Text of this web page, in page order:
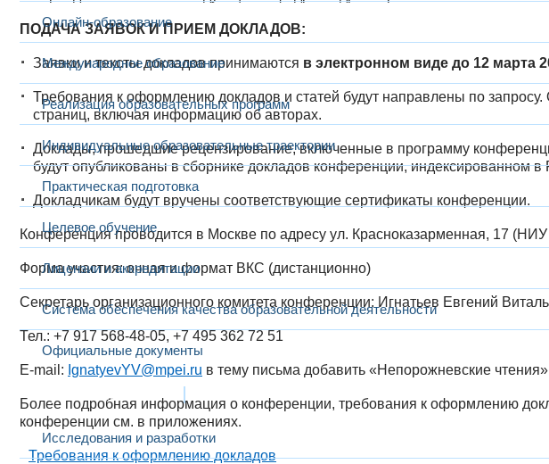
Онлайн-образование
Международное образование
Реализация образовательных программ
Индивидуальные образовательные траектории
Практическая подготовка
Целевое обучение
Лицензии и аккредитации
Система обеспечения качества образовательной деятельности
Официальные документы
Наука и инновации
Исследования и разработки
ПОДАЧА ЗАЯВОК И ПРИЕМ ДОКЛАДОВ:
Заявки и тексты докладов принимаются в электронном виде до 12 марта
Требования к оформлению докладов и статей будут направлены по
страниц, включая информацию об авторах.
Доклады, прошедшие рецензирование, включенные в программу
будут опубликованы в сборнике докладов конференции, индексированном
Докладчикам будут вручены соответствующие сертификаты конференции.
Конференция проводится в Москве по адресу ул. Красноказарменная, 17
Форма участия:очная и формат ВКС (дистанционно)
Секретарь организационного комитета конференции: Игнатьев Евгений
Тел.: +7 917 568-48-05, +7 495 362 72 51
E-mail: IgnatyevYV@mpei.ru в тему письма добавить «Непорожневские чтения»
Более подробная информация о конференции, требования к оформлению
конференции см. в приложениях.
Требования к оформлению докладов